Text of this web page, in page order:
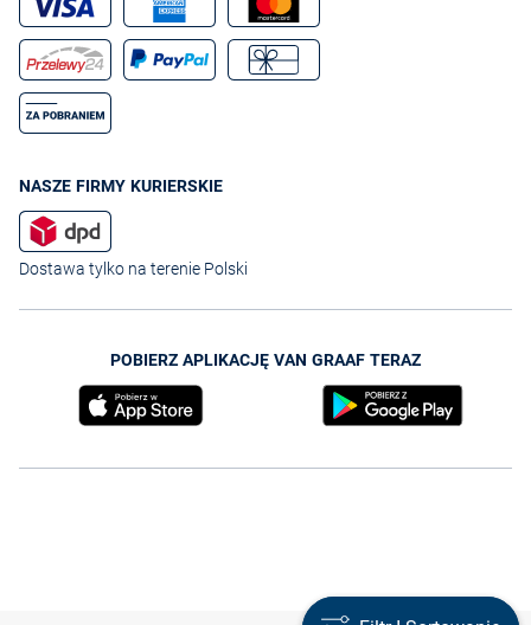
NASZE FIRMY KURIERSKIE
Dostawa tylko na terenie Polski
POBIERZ APLIKACJĘ VAN GRAAF TERAZ